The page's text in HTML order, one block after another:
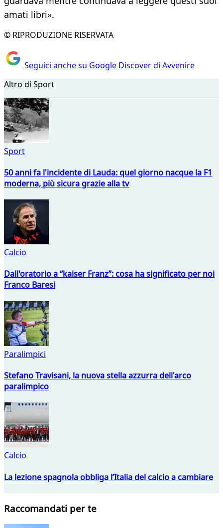
amati libri».
© RIPRODUZIONE RISERVATA
Seguici anche su Google Discover di Avvenire
Altro di Sport
Sport
50 anni fa l'incidente di Lauda: quel giorno nacque la F1
moderna, più sicura grazie alla tv
Calcio
Dall'oratorio a “kaiser Franz”: cosa ha significato per noi
Franco Baresi
Paralimpici
Stefano Travisani, la nuova stella azzurra dell'arco
paralimpico
Calcio
La lezione spagnola obbliga l’Italia del calcio a cambiare
Raccomandati per te